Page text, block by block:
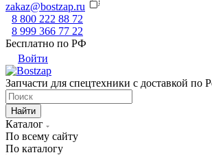
zakaz@bostzap.ru
8 800 222 88 72
8 999 366 77 22
Бесплатно по РФ
Войти
Запчасти для спецтехники с доставкой по
Найти
Каталог
По всему сайту
По каталогу